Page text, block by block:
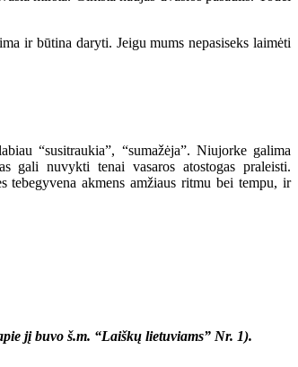
ir būtina daryti. Jeigu mums nepasiseks laimėti
“susitraukia”, “sumažėja”. Niujorke galima
gali nuvykti tenai vasaros atostogas praleisti.
akmens amžiaus ritmu bei tempu, ir
jį buvo š.m. “Laiškų lietuviams” Nr. 1).